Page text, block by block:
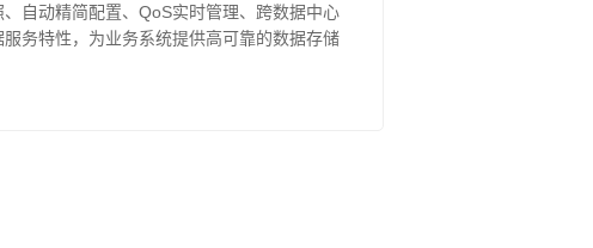
自动精简配置、QoS实时管理、跨数据中心
务特性，为业务系统提供高可靠的数据存储